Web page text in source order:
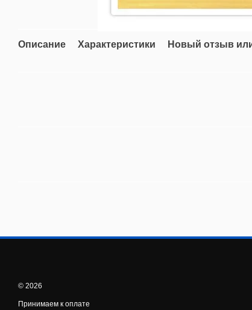
Описание Характеристики Новый отзыв
© 2026
Принимаем к оплате